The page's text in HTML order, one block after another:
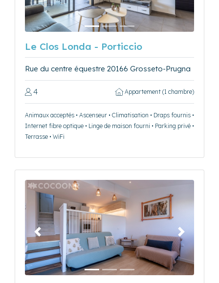
​Le Clos Londa - Porticcio
Rue du centre équestre 20166 Grosseto-Prugna
4 Appartement (1 chambre)
Animaux acceptés • Ascenseur • Climatisation • Draps fournis •
Internet fibre optique • Linge de maison fourni • Parking privé •
Terrasse • WiFi
Précédent Suivant